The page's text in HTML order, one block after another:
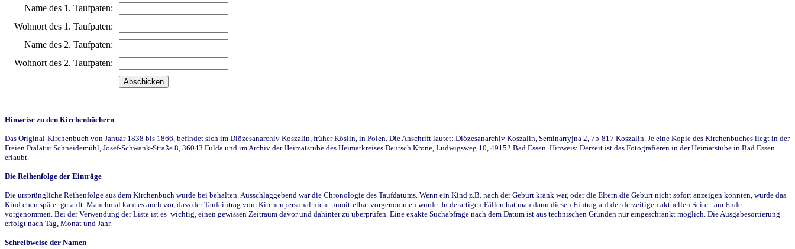
Name des 1. Taufpaten:
Wohnort des 1. Taufpaten:
Name des 2. Taufpaten:
Wohnort des 2. Taufpaten:
Hinweise zu den Kirchenbüchern
Das Original-Kirchenbuch von Januar 1838 bis 1866, befindet sich im Diözesanarchiv Koszalin, früher Köslin, in Polen. Die Anschrift lautet: Diözesanarchiv Koszalin, Seminarryjna 2, 75-817 Koszalin. Je eine Kopie des Kirchenbuches liegt in der
Freien Prälatur Schneidemühl, Josef-Schwank-Straße 8, 36043 Fulda und im Archiv der Heimatstube des Heimatkreises Deutsch Krone, Ludwigsweg 10, 49152 Bad Essen. Hinweis: Derzeit ist das Fotografieren in der Heimatstube in Bad Essen
erlaubt.
Die Reihenfolge der Einträge
Die ursprüngliche Reihenfolge aus dem Kirchenbuch wurde bei behalten. Ausschlaggebend war die Chronologie des Taufdatums. Wenn ein Kind z.B. nach der Geburt krank war, oder die Eltern die Geburt nicht sofort anzeigen konnten, wurde das
Kind eben später getauft. Manchmal kam es auch vor, dass der Taufeintrag vom Kirchenpersonal nicht unmittelbar vorgenommen wurde. In derartigen Fällen hat man dann diesen Eintrag auf der derzeitigen aktuellen Seite - am Ende -
vorgenommen. Bei der Verwendung der Liste ist es wichtig, einen gewissen Zeitraum davor und dahinter zu überprüfen. Eine exakte Suchabfrage nach dem Datum ist aus technischen Gründen nur eingeschränkt möglich. Die Ausgabesortierung
erfolgt nach Tag, Monat und Jahr.
Schreibweise der Namen